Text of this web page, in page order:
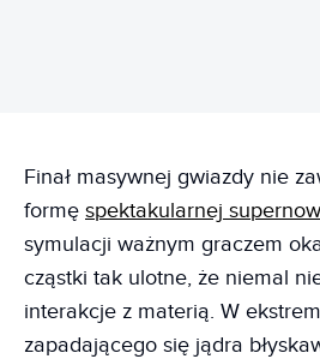
Finał masywnej gwiazdy nie
formę spektakularnej
symulacji ważnym graczem
cząstki tak ulotne, że niemal
interakcje z materią. W
zapadającego się jądra